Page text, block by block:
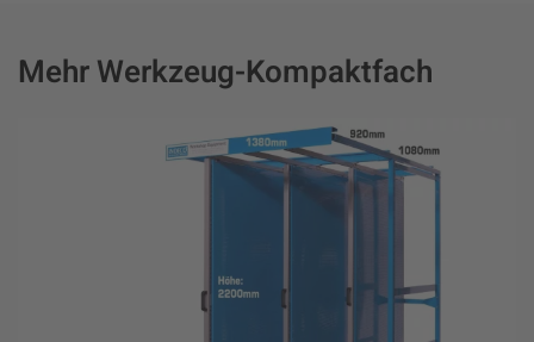
Mehr Werkzeug-Kompaktfach